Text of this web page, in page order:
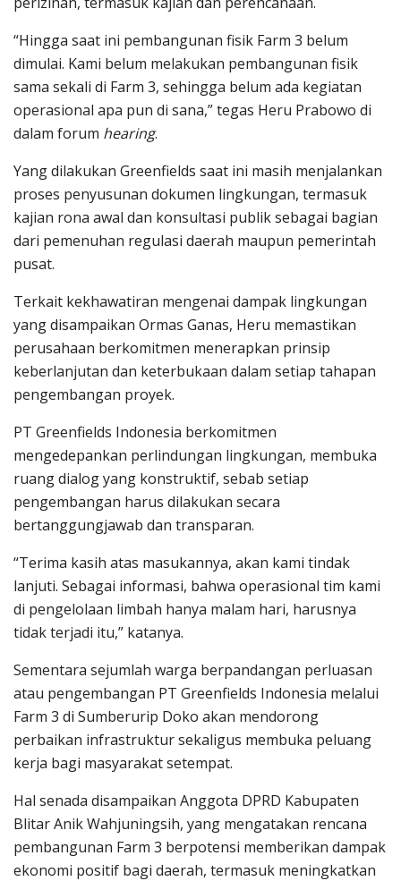
“Hingga saat ini pembangunan fisik Farm 3 belum
dimulai. Kami belum melakukan pembangunan fisik
sama sekali di Farm 3, sehingga belum ada kegiatan
operasional apa pun di sana,” tegas Heru Prabowo di
dalam forum hearing.
Yang dilakukan Greenfields saat ini masih menjalankan
proses penyusunan dokumen lingkungan, termasuk
kajian rona awal dan konsultasi publik sebagai bagian
dari pemenuhan regulasi daerah maupun pemerintah
pusat.
Terkait kekhawatiran mengenai dampak lingkungan
yang disampaikan Ormas Ganas, Heru memastikan
perusahaan berkomitmen menerapkan prinsip
keberlanjutan dan keterbukaan dalam setiap tahapan
pengembangan proyek.
PT Greenfields Indonesia berkomitmen
mengedepankan perlindungan lingkungan, membuka
ruang dialog yang konstruktif, sebab setiap
pengembangan harus dilakukan secara
bertanggungjawab dan transparan.
“Terima kasih atas masukannya, akan kami tindak
lanjuti. Sebagai informasi, bahwa operasional tim kami
di pengelolaan limbah hanya malam hari, harusnya
tidak terjadi itu,” katanya.
Sementara sejumlah warga berpandangan perluasan
atau pengembangan PT Greenfields Indonesia melalui
Farm 3 di Sumberurip Doko akan mendorong
perbaikan infrastruktur sekaligus membuka peluang
kerja bagi masyarakat setempat.
Hal senada disampaikan Anggota DPRD Kabupaten
Blitar Anik Wahjuningsih, yang mengatakan rencana
pembangunan Farm 3 berpotensi memberikan dampak
ekonomi positif bagi daerah, termasuk meningkatkan